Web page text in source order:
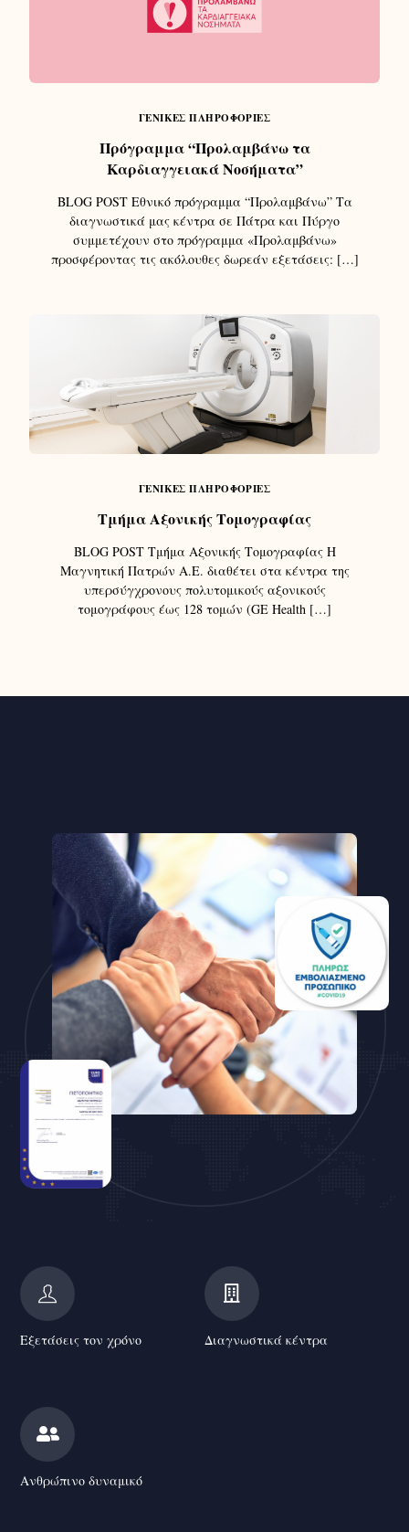
ΓΕΝΙΚΈΣ ΠΛΗΡΟΦΟΡΊΕΣ
Πρόγραμμα “Προλαμβάνω τα
Καρδιαγγειακά Νοσήματα”
BLOG POST Εθνικό πρόγραμμα “Προλαμβάνω” Τα
διαγνωστικά μας κέντρα σε Πάτρα και Πύργο
συμμετέχουν στο πρόγραμμα «Προλαμβάνω»
προσφέροντας τις ακόλουθες δωρεάν εξετάσεις: […]
ΓΕΝΙΚΈΣ ΠΛΗΡΟΦΟΡΊΕΣ
Τμήμα Αξονικής Τομογραφίας
BLOG POST Τμήμα Αξονικής Τομογραφίας Η
Μαγνητική Πατρών Α.Ε. διαθέτει στα κέντρα της
υπερσύγχρονους πολυτομικούς αξονικούς
τομογράφους έως 128 τομών (GE Health […]
Εξετάσεις τον χρόνο
Ανθρώπινο δυναμικό
Διαγνωστικά κέντρα